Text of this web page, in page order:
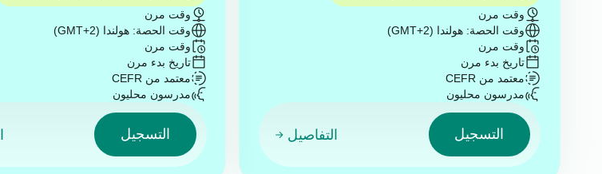
وقت مرن
وقت الحصة: هولندا (GMT+2)
وقت مرن
تاريخ بدء مرن
معتمد من CEFR
مدرسون محليون
التسجيل التفاصيل
وقت مرن
وقت الحصة: هولندا (GMT+2)
وقت مرن
تاريخ بدء مرن
معتمد من CEFR
مدرسون محليون
التسجيل